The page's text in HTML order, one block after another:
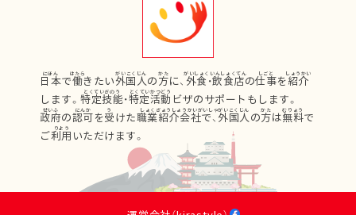
日本で働きたい外国人の方に、 外食 ・飲食店の仕事を紹介
します。特定技能・特定活動 ビザのサポートもします。
政府の認可を受けた職業紹介会社で、 外国人の方は無料で
ご利用 いただけます。